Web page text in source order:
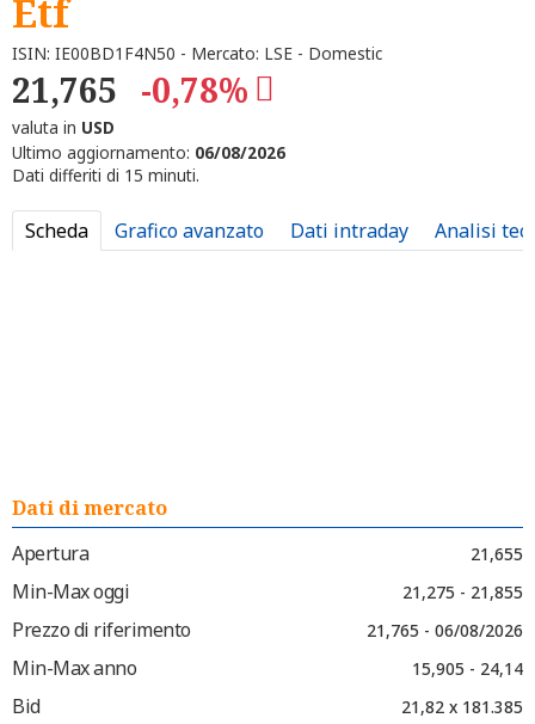
Etf
ISIN: IE00BD1F4N50 - Mercato: LSE - Domestic
21,765 -0,78%
valuta in USD
Ultimo aggiornamento: 06/08/2026
Dati differiti di 15 minuti.
Scheda Grafico avanzato Dati intraday Analisi
Dati di mercato
Apertura
21,655
Min-Max oggi 21,275 - 21,855
Prezzo di riferimento 21,765 - 06/08/2026
Min-Max anno 15,905 - 24,14
Bid 21,82 x 181.385